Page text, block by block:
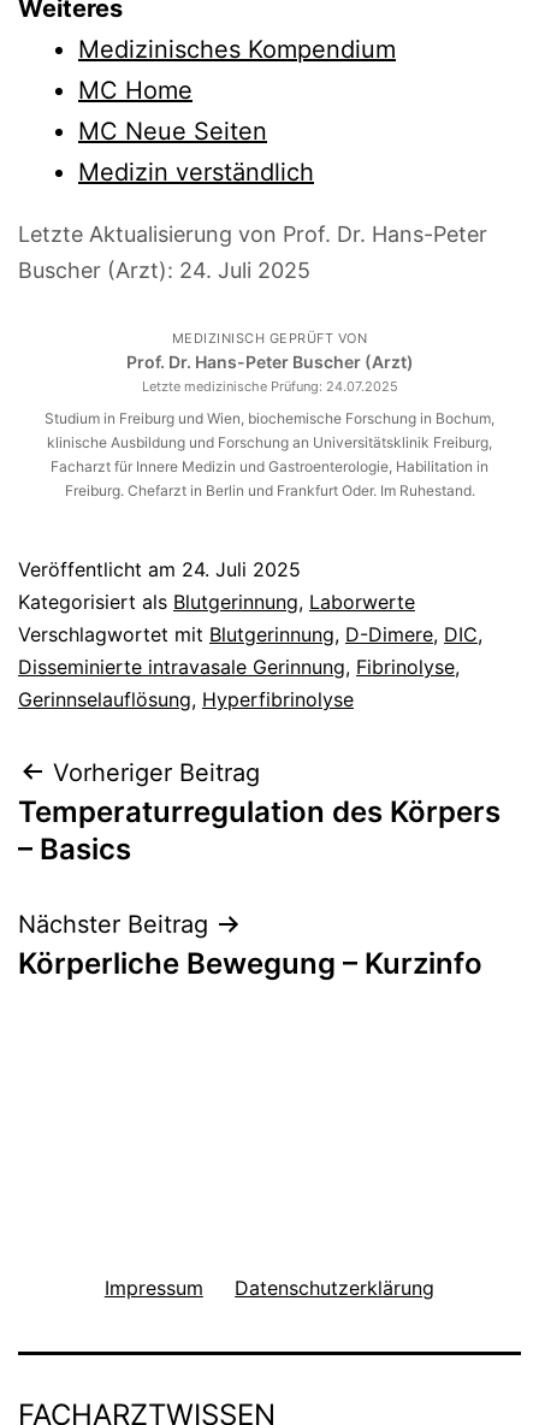
Weiteres
Medizinisches Kompendium
MC Home
MC Neue Seiten
Medizin verständlich
Letzte Aktualisierung von Prof. Dr. Hans-Peter
Buscher (Arzt): 24. Juli 2025
MEDIZINISCH GEPRÜFT VON
Prof. Dr. Hans-Peter Buscher (Arzt)
Letzte medizinische Prüfung: 24.07.2025
Studium in Freiburg und Wien, biochemische Forschung in Bochum,
klinische Ausbildung und Forschung an Universitätsklinik Freiburg,
Facharzt für Innere Medizin und Gastroenterologie, Habilitation in
Freiburg. Chefarzt in Berlin und Frankfurt Oder. Im Ruhestand.
Veröffentlicht am 24. Juli 2025
Kategorisiert als Blutgerinnung, Laborwerte
Verschlagwortet mit Blutgerinnung, D-Dimere, DIC,
Disseminierte intravasale Gerinnung, Fibrinolyse,
Gerinnselauflösung, Hyperfibrinolyse
Beitragsnavigation
Vorheriger Beitrag
Temperaturregulation des Körpers
– Basics
Nächster Beitrag
Körperliche Bewegung – Kurzinfo
Impressum Datenschutzerklärung
FACHARZTWISSEN